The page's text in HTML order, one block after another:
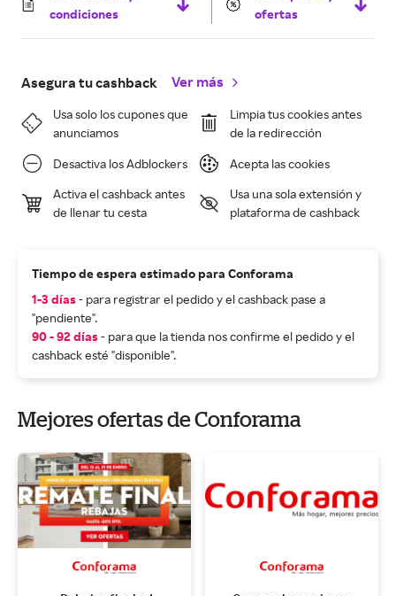
condiciones
ofertas
Asegura tu cashback Ver más
Usa solo los cupones que
anunciamos
Limpia tus cookies antes
de la redirección
Desactiva los Adblockers Acepta las cookies
Activa el cashback antes
de llenar tu cesta
Usa una sola extensión y
plataforma de cashback
Tiempo de espera estimado para Conforama
1-3 días- para registrar el pedido y el cashback pase a
"pendiente".
90 - 92 días- para que la tienda nos confirme el pedido y el
cashback esté "disponible".
Mejores ofertas de Conforama